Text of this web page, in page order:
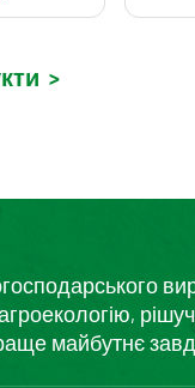
>
майбутнє